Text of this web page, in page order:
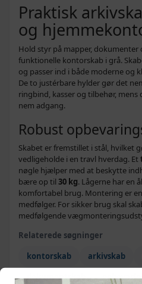
Praktisk
og
Hold styr på mapper,
funktionelle kontorskab i grå.
og passer ind i både moderne og
De to justérbare hylder gør det
ringbind, kasser og tilbehør,
nem adgang.
Robust
Skabet er fremstillet i stål, hvilket
vedligeholde i en travl hverdag. Et
nøgle hjælper med at beskytte
bære op til 30 kg. Lågerne har en
komfortabel brug. Montering er
medfølger. For sikker brug skal
medfølgende
Relaterede søgninger
kontorskab
arkivskab
dokumentskab
Hvid - 90 x 40 x 200 cm - 1
Sort - 90 x 40 x 40 cm - 1
Hvid - 90 x 40 x 40 cm - 1
Lysegrå og blå - 90 x 40
Hvid - 90 x 40 x 70 cm - 1
Sort - 90 x 40 x 70 cm - 1
Hvid - 90 x 40 x 105 cm -
Sort - 90 x 40 x 180 cm - 1
Hvid - 90 x 40 x 140 cm -